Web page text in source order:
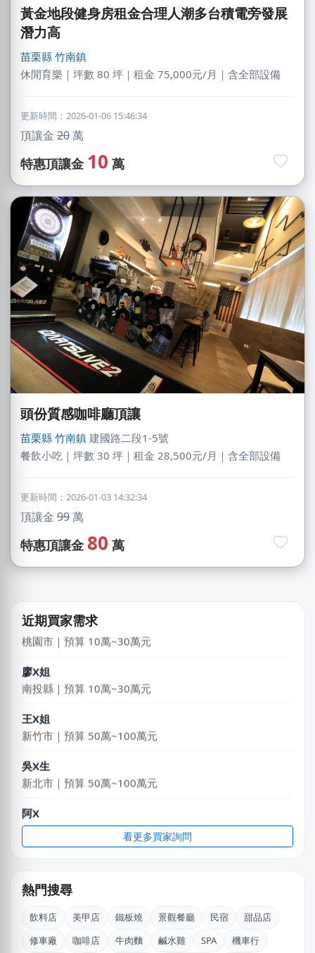
黃金地段健身房租金合理人潮多台積電旁發展
潛力高
苗栗縣 竹南鎮
休閒育樂｜坪數 80 坪｜租金 75,000元/月｜含全部設備
更新時間：2026-01-06 15:46:34
頂讓金 20萬
特惠頂讓金 10 萬
頭份質感咖啡廳頂讓
苗栗縣 竹南鎮 建國路二段1-5號
餐飲小吃｜坪數 30 坪｜租金 28,500元/月｜含全部設備
更新時間：2026-01-03 14:32:34
頂讓金 99萬
特惠頂讓金 80 萬
近期買家需求
林X羽
桃園市｜預算 10萬~30萬元
徐X維
鄭X克
桃園市｜預算 10萬~30萬元
南投縣｜預算 10萬~30萬元
新竹市｜預算 50萬~100萬元
新北市｜預算 50萬~100萬元
新北市｜預算 50萬~100萬元
林X羽
林X羽
桃園市｜預算 10萬~30萬元
徐X維
看更多買家詢問
熱門搜尋
飲料店 美甲店 鐵板燒 景觀餐廳 民宿
甜品店
修車廠
咖啡店 牛肉麵 鹹水雞 SPA
機車行